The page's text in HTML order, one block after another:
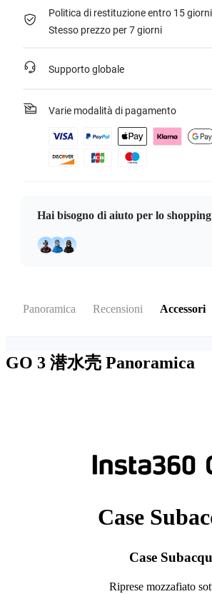
Politica di restituzione entro 15 giorni
Stesso prezzo per 7 giorni
Supporto globale
Varie modalità di pagamento
Hai bisogno di aiuto per lo
Panoramica Recensioni Accessori
GO 3 潜水壳 Panoramica
Case
Case
Riprese mozzafiato